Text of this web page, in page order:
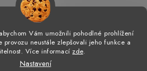
Vám umožnili pohodlné prohlížení
provozu neustále zlepšovali jeho funkce a
Více informacízde.
Nastavení
údajů